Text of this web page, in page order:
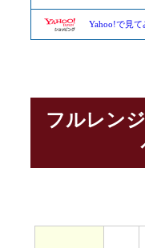
Yahoo!で見て
フルレン